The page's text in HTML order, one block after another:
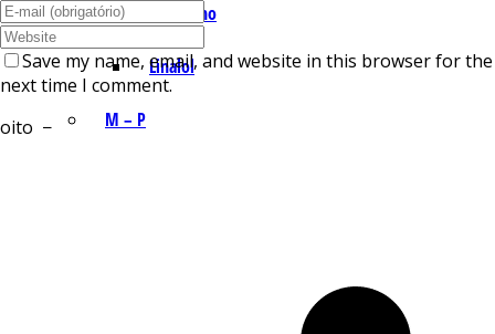
Limoneno
Linalol
M – P
Save my name, email, and website in this browser for the
next time I comment.
oito −